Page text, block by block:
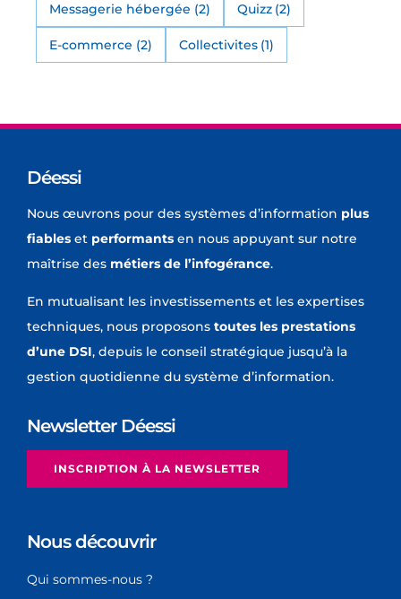
Messagerie hébergée (2) Quizz (2)
E-commerce (2) Collectivites (1)
Déessi
Nous œuvrons pour des systèmes d’information plus
fiablesetperformantsen nous appuyant sur notre
maîtrise des métiers de l’infogérance.
En mutualisant les investissements et les expertises
techniques, nous proposonstoutes les prestations
d’une DSI, depuis le conseil stratégique jusqu’à la
gestion quotidienne du système d’information.
Newsletter Déessi
INSCRIPTION À LA NEWSLETTER
Nous découvrir
Qui sommes-nous ?